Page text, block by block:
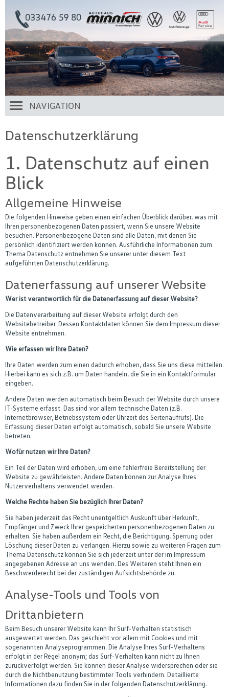
NAVIGATION
Datenschutzerklärung
1. Datenschutz auf einen
Blick
Allgemeine Hinweise
Die folgenden Hinweise geben einen einfachen Überblick darüber, was mit
Ihren personenbezogenen Daten passiert, wenn Sie unsere Website
besuchen. Personenbezogene Daten sind alle Daten, mit denen Sie
persönlich identifiziert werden können. Ausführliche Informationen zum
Thema Datenschutz entnehmen Sie unserer unter diesem Text
aufgeführten Datenschutzerklärung.
Datenerfassung auf unserer Website
Wer ist verantwortlich für die Datenerfassung auf dieser Website?
Die Datenverarbeitung auf dieser Website erfolgt durch den
Websitebetreiber. Dessen Kontaktdaten können Sie dem Impressum dieser
Website entnehmen.
Wie erfassen wir Ihre Daten?
Ihre Daten werden zum einen dadurch erhoben, dass Sie uns diese mitteilen.
Hierbei kann es sich z.B. um Daten handeln, die Sie in ein Kontaktformular
eingeben.
Andere Daten werden automatisch beim Besuch der Website durch unsere
IT-Systeme erfasst. Das sind vor allem technische Daten (z.B.
Internetbrowser, Betriebssystem oder Uhrzeit des Seitenaufrufs). Die
Erfassung dieser Daten erfolgt automatisch, sobald Sie unsere Website
betreten.
Wofür nutzen wir Ihre Daten?
Ein Teil der Daten wird erhoben, um eine fehlerfreie Bereitstellung der
Website zu gewährleisten. Andere Daten können zur Analyse Ihres
Nutzerverhaltens verwendet werden.
Welche Rechte haben Sie bezüglich Ihrer Daten?
Sie haben jederzeit das Recht unentgeltlich Auskunft über Herkunft,
Empfänger und Zweck Ihrer gespeicherten personenbezogenen Daten zu
erhalten. Sie haben außerdem ein Recht, die Berichtigung, Sperrung oder
Löschung dieser Daten zu verlangen. Hierzu sowie zu weiteren Fragen zum
Thema Datenschutz können Sie sich jederzeit unter der im Impressum
angegebenen Adresse an uns wenden. Des Weiteren steht Ihnen ein
Beschwerderecht bei der zuständigen Aufsichtsbehörde zu.
Analyse-Tools und Tools von
Drittanbietern
Beim Besuch unserer Website kann Ihr Surf-Verhalten statistisch
ausgewertet werden. Das geschieht vor allem mit Cookies und mit
sogenannten Analyseprogrammen. Die Analyse Ihres Surf-Verhaltens
erfolgt in der Regel anonym; das Surf-Verhalten kann nicht zu Ihnen
zurückverfolgt werden. Sie können dieser Analyse widersprechen oder sie
durch die Nichtbenutzung bestimmter Tools verhindern. Detaillierte
Informationen dazu finden Sie in der folgenden Datenschutzerklärung.